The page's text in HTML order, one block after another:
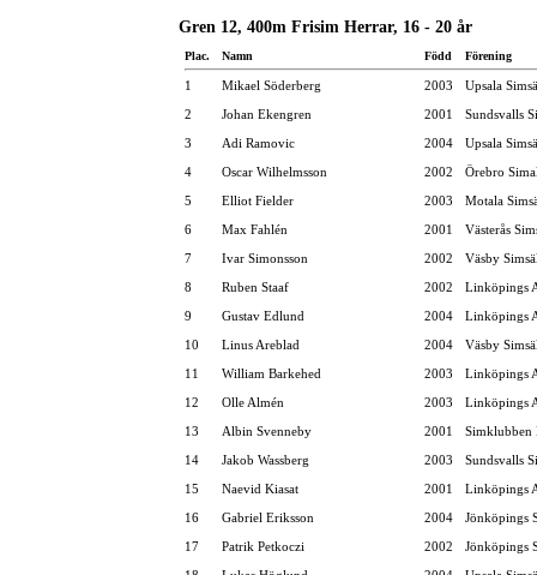
Gren 12, 400m Frisim Herrar, 16 - 20 år
Plac. Namn Född Förening
1 Mikael Söderberg 2003
Upsala
2
Johan Ekengren 2001
Sundsvalls
3
Adi Ramovic 2004
Upsala
4
Oscar Wilhelmsson 2002
Örebro
5
Elliot Fielder 2003
Motala
6
Max Fahlén 2001
Västerås
7
Ivar Simonsson 2002
Väsby
8
Ruben Staaf 2002
Linköpings
9
Gustav Edlund 2004
Linköpings
10
Linus Areblad 2004
Väsby
11
William Barkehed 2003
Linköpings
12
Olle Almén 2003
Linköpings
13
Albin Svenneby 2001
Simklubben
14
Jakob Wassberg 2003
Sundsvalls
15
Naevid Kiasat 2001
Linköpings
16
Gabriel Eriksson 2004
Jönköpings
17
Patrik Petkoczi 2002
Jönköpings